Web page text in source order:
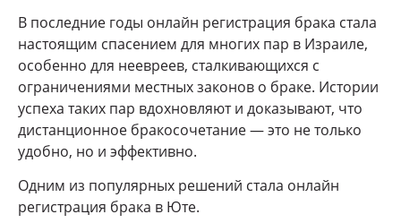
В последние годы онлайн регистрация брака стала
настоящим спасением для многих пар в Израиле,
особенно для неевреев, сталкивающихся с
ограничениями местных законов о браке. Истории
успеха таких пар вдохновляют и доказывают, что
дистанционное бракосочетание — это не только
удобно, но и эффективно.
Одним из популярных решений стала онлайн
регистрация брака в Юте.